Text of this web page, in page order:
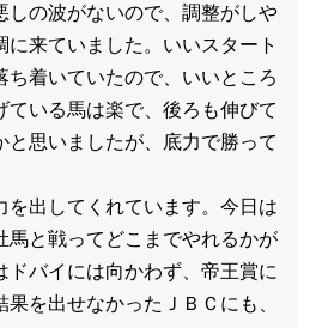
の波がないので、調整がしや
来ていました。いいスタート
ち着いていたので、いいところ
ている馬は楽で、後ろも伸びて
と思いましたが、底力で勝って
出してくれています。今日は
馬と戦ってどこまでやれるかが
ドバイには向かわず、帝王賞に
を出せなかったＪＢＣにも、